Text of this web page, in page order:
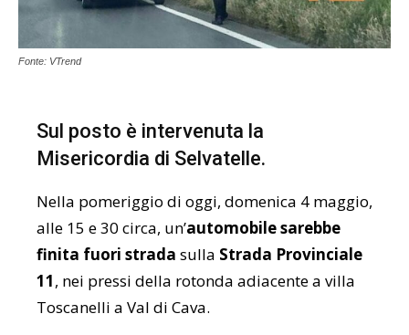
Fonte: VTrend
Sul posto è intervenuta la
Misericordia di Selvatelle.
Nella pomeriggio di oggi, domenica 4 maggio,
alle 15 e 30 circa, un’automobile sarebbe
finita fuori strada sulla Strada Provinciale
11, nei pressi della rotonda adiacente a villa
Toscanelli a Val di Cava.